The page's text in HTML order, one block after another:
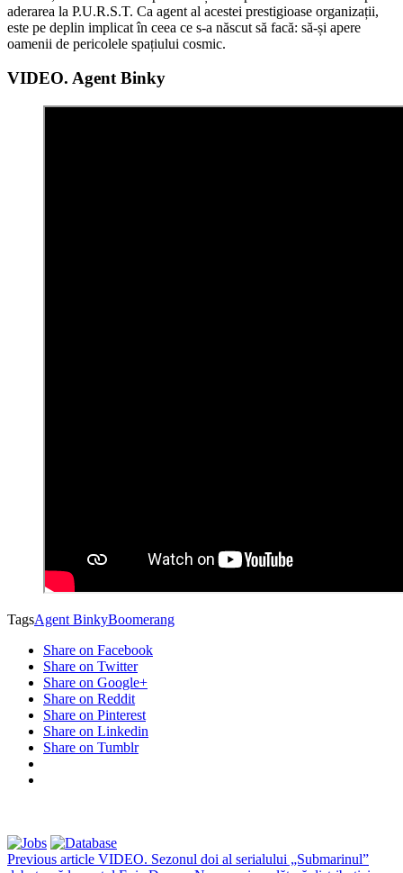
aderarea la P.U.R.S.T. Ca agent al acestei prestigioase organizații,
este pe deplin implicat în ceea ce s-a născut să facă: să-și apere
oamenii de pericolele spațiului cosmic.
VIDEO. Agent Binky
TagsAgent BinkyBoomerang
Share on Facebook
Share on Twitter
Share on Google+
Share on Reddit
Share on Pinterest
Share on Linkedin
Share on Tumblr
Previous article VIDEO. Sezonul doi al serialului „Submarinul”